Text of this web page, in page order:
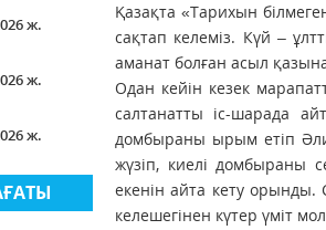
ж.
ж.
ж.
Қазақта «Тарихын
сақтап келеміз. Күй –
аманат болған асыл
Одан кейін кезек
салтанатты іс-шарада
домбыраны ырым етіп Әли
жүзіп, киелі домбыраны
екенін айта кету
келешегінен күтер үміт